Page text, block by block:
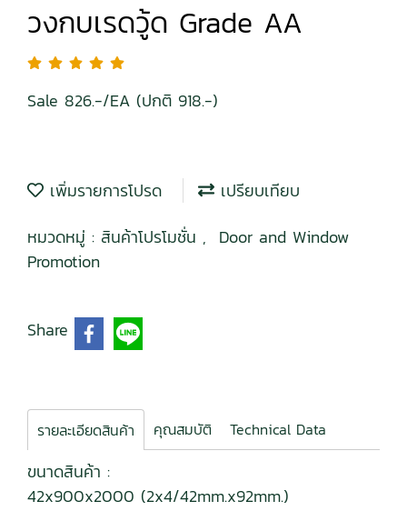
วงกบเรดวู้ด Grade AA
Sale 826.-/EA (ปกติ 918.-)
เพิ่มรายการโปรด
เปรียบเทียบ
หมวดหมู่ : สินค้าโปรโมชั่น , Door and Window
Promotion
Share
รายละเอียดสินค้า คุณสมบัติ Technical Data
ขนาดสินค้า :
42x900x2000 (2x4/42mm.x92mm.)